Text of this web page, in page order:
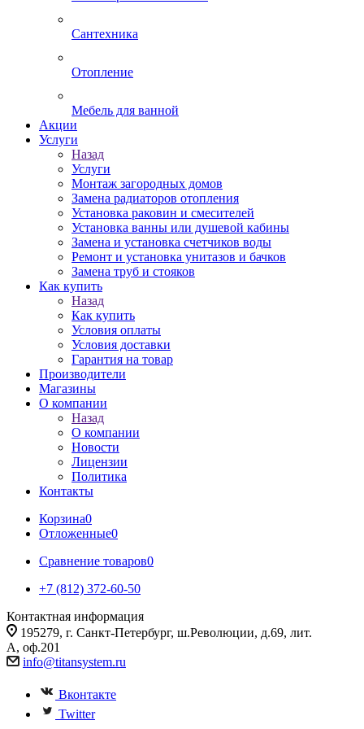
Сантехника
Отопление
Мебель для ванной
Акции
Услуги
Назад
Услуги
Монтаж загородных домов
Замена радиаторов отопления
Установка раковин и смесителей
Установка ванны или душевой кабины
Замена и установка счетчиков воды
Ремонт и установка унитазов и бачков
Замена труб и стояков
Как купить
Назад
Как купить
Условия оплаты
Условия доставки
Гарантия на товар
Производители
Магазины
О компании
Назад
О компании
Новости
Лицензии
Политика
Контакты
Корзина0
Отложенные0
Сравнение товаров0
+7 (812) 372-60-50
Контактная информация
195279, г. Санкт-Петербург, ш.Революции, д.69, лит.
А, оф.201
info@titansystem.ru
Вконтакте
Twitter